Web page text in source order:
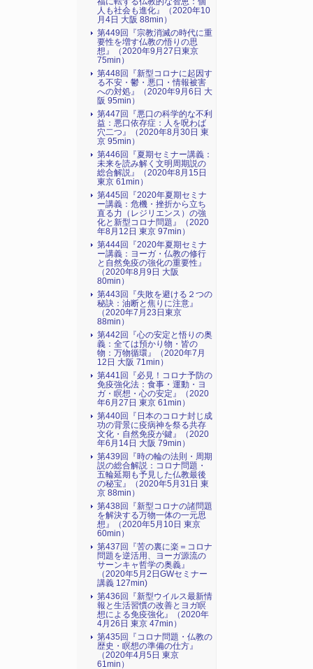
人も社会も進化』（2020年10
月4日 大阪 88min）
第449回『宗教消滅の時代に重
要性を増す仏教の悟りの思
想』（2020年9月27日東京
75min）
第448回『新型コロナに起因す
る不安・鬱・悪口・情報被害
への対処』（2020年9月6日 大
阪 95min）
第447回『悪口の科学的な不利
益：悪口依存症：人を呪わば
穴二つ』（2020年8月30日 東
京 95min）
第446回『夏期セミナー講義：
未来を読み解く文明周期説の
総合解説』（2020年8月15日
東京 61min）
第445回『2020年夏期セミナ
ー講義：危機・挫折から立ち
直る力（レジリエンス）の強
化と新型コロナ問題』（2020
年8月12日 東京 97min）
第444回『2020年夏期セミナ
ー講義：ヨーガ・仏教の修行
と自然免疫の強化の重要性』
（2020年8月9日 大阪
80min）
第443回『失敗を避ける２つの
秘訣：油断と焦りに注意』
（2020年7月23日東京
88min）
第442回『心の安定と悟りの奥
義：全ては預かり物・皆の
物：万物循環』（2020年7月
12日 大阪 71min）
第441回『必見！コロナ予防の
免疫強化法：食事・運動・ヨ
ガ・瞑想・心の安定』（2020
年6月27日 東京 61min）
第440回『日本のコロナ封じ成
功の背景に疫病神を祭る共存
文化・自然免疫が鍵』（2020
年6月14日 大阪 79min）
第439回『時の輪の法則・周期
説の総合解説：コロナ問題・
五輪延期も予見した仏教最後
の秘宝』（2020年5月31日 東
京 88min）
第438回『新型コロナの諸問題
を解決する万物一体の一元思
想』（2020年5月10日 東京
60min）
第437回『苦の裏に楽＝コロナ
問題を逆活用、ヨーガ源流の
サーンキャ哲学の奥義』
（2020年5月2日GWセミナー
講義 127min)
第436回『新型ウイルス最新情
報と生活習慣の改善とヨガ瞑
想による免疫強化』（2020年
4月26日 東京 47min）
第435回『コロナ問題・仏教の
歴史・瞑想の準備の仕方』
（2020年4月5日 東京
61min）